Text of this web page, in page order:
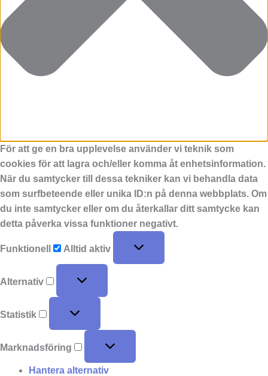
För att ge en bra upplevelse använder vi teknik som
cookies för att lagra och/eller komma åt enhetsinformation.
När du samtycker till dessa tekniker kan vi behandla data
som surfbeteende eller unika ID:n på denna webbplats. Om
du inte samtycker eller om du återkallar ditt samtycke kan
detta påverka vissa funktioner negativt.
Funktionell Alltid aktiv
Alternativ
Statistik
Marknadsföring
Hantera alternativ